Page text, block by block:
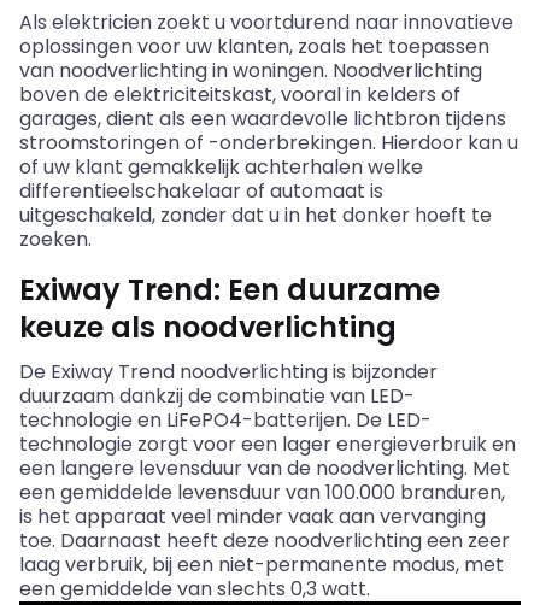
Als elektricien zoekt u voortdurend naar innovatieve
oplossingen voor uw klanten, zoals het toepassen
van noodverlichting in woningen. Noodverlichting
boven de elektriciteitskast, vooral in kelders of
garages, dient als een waardevolle lichtbron tijdens
stroomstoringen of -onderbrekingen. Hierdoor kan u
of uw klant gemakkelijk achterhalen welke
differentieelschakelaar of automaat is
uitgeschakeld, zonder dat u in het donker hoeft te
zoeken.
Exiway Trend: Een duurzame
keuze als noodverlichting
De Exiway Trend noodverlichting is bijzonder
duurzaam dankzij de combinatie van LED-
technologie en LiFePO4-batterijen. De LED-
technologie zorgt voor een lager energieverbruik en
een langere levensduur van de noodverlichting. Met
een gemiddelde levensduur van 100.000 branduren,
is het apparaat veel minder vaak aan vervanging
toe. Daarnaast heeft deze noodverlichting een zeer
laag verbruik, bij een niet-permanente modus, met
een gemiddelde van slechts 0,3 watt.